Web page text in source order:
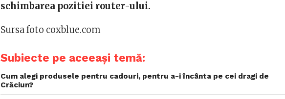
schimbarea pozitiei router-ului.
Sursa foto coxblue.com
Subiecte pe aceeași temă:
Cum alegi produsele pentru cadouri, pentru a-i încânta pe cei dragi de
Crăciun?